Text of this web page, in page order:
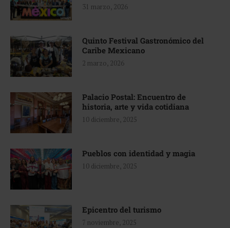
31 marzo, 2026
Quinto Festival Gastronómico del
Caribe Mexicano
2 marzo, 2026
Palacio Postal: Encuentro de
historia, arte y vida cotidiana
10 diciembre, 2025
Pueblos con identidad y magia
10 diciembre, 2025
Epicentro del turismo
7 noviembre, 2025